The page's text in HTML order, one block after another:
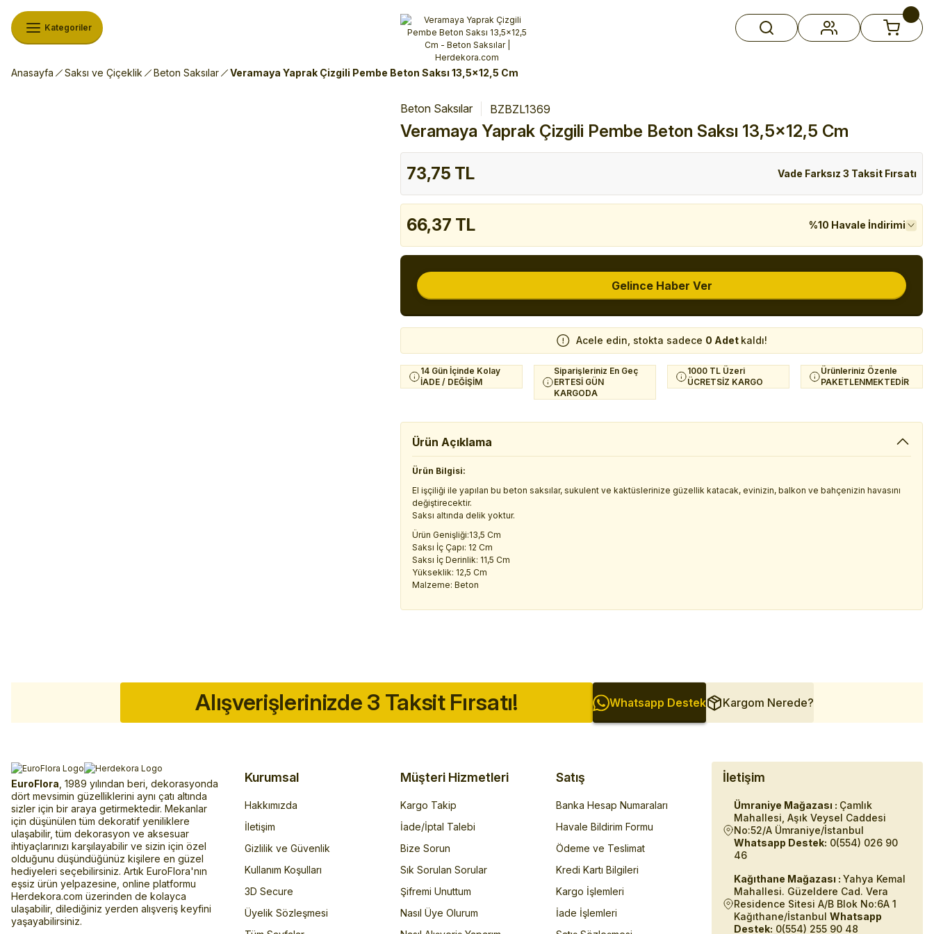
Alışverişlerinizde 3 Taksit Fırsatı!İlk siparişinizi verin!
%10 Havale İndirimi Şimdi Alışveriş yap!
Kategoriler
Anasayfa Saksı ve Çiçeklik Beton Saksılar Veramaya Yaprak Çizgili Pembe Beton Saksı 13,5x12,5 Cm
Beton Saksılar BZBZL1369
Veramaya Yaprak Çizgili Pembe Beton Saksı 13,5x12,5 Cm
73,75 TL Vade Farksız 3 Taksit Fırsatı
66,37 TL %10 Havale İndirimi
Gelince Haber Ver
Acele edin, stokta sadece 0 Adet kaldı!
14 Gün İçinde Kolay
İADE / DEĞİŞİM
Siparişleriniz En Geç
ERTESİ GÜN
KARGODA
1000 TL Üzeri
ÜCRETSİZ KARGO
Ürünleriniz Özenle
PAKETLENMEKTEDİR
Ürün Açıklama
Ürün Bilgisi:
El işçiliği ile yapılan bu beton saksılar, sukulent ve kaktüslerinize güzellik katacak, evinizin, balkon ve bahçenizin havasını
değiştirecektir.
Saksı altında delik yoktur.
Ürün Genişliği:13,5 Cm
Saksı İç Çapı: 12 Cm
Saksı İç Derinlik: 11,5 Cm
Yükseklik: 12,5 Cm
Malzeme: Beton
Alışverişlerinizde 3 Taksit Fırsatı! Whatsapp Destek Kargom Nerede?
EuroFlora , 1989 yılından beri, dekorasyonda
dört mevsimin güzelliklerini aynı çatı altında
sizler için bir araya getirmektedir. Mekanlar
için düşünülen tüm dekoratif yeniliklere
ulaşabilir, tüm dekorasyon ve aksesuar
ihtiyaçlarınızı karşılayabilir ve sizin için özel
olduğunu düşündüğünüz kişilere en güzel
hediyeleri seçebilirsiniz. Artık EuroFlora'nın
eşsiz ürün yelpazesine, online platformu
Herdekora.com üzerinden de kolayca
ulaşabilir, dilediğiniz yerden alışveriş keyfini
yaşayabilirsiniz.
Kurumsal
Hakkımızda
İletişim
Gizlilik ve Güvenlik
Kullanım Koşulları
3D Secure
Üyelik Sözleşmesi
Müşteri Hizmetleri
Kargo Takip
İade/İptal Talebi
Bize Sorun
Sık Sorulan Sorular
Şifremi Unuttum
Nasıl Üye Olurum
Satış
Banka Hesap Numaraları
Havale Bildirim Formu
Ödeme ve Teslimat
Kredi Kartı Bilgileri
Kargo İşlemleri
İade İşlemleri
İletişim
Ümraniye Mağazası : Çamlık
Mahallesi, Aşık Veysel Caddesi
No:52/A Ümraniye/İstanbul
Whatsapp Destek: 0(554) 026 90
46
Kağıthane Mağazası : Yahya Kemal
Mahallesi. Güzeldere Cad. Vera
Residence Sitesi A/B Blok No:6A 1
Kağıthane/İstanbul Whatsapp
Destek: 0(554) 255 90 48